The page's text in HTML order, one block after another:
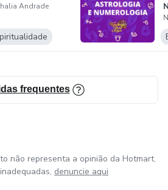
de Recursos Humanos e pós
pessoas desenvolvi cursos para
Andrade
frequentes
não representa a opinião da Hotmart.
denuncie aqui